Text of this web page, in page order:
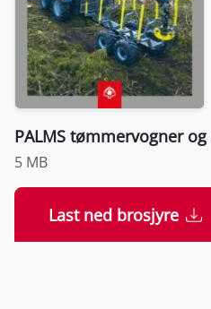
PALMS tømmervogner
5 MB
Last ned brosjyre